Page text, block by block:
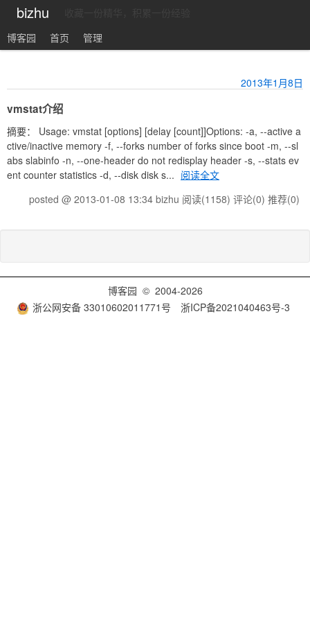
bizhu
博客园
首页 管理
2013年1月8日
vmstat介绍
摘要： Usage: vmstat [options] [delay [count]]Options: -a, --active a
ctive/inactive memory -f, --forks number of forks since boot -m, --sl
abs slabinfo -n, --one-header do not redisplay header -s, --stats ev
ent counter statistics -d, --disk disk s... 阅读全文
posted @ 2013-01-08 13:34 bizhu 阅读(1158) 评论(0) 推荐(0)
博客园 © 2004-2026
浙公网安备 33010602011771号
浙ICP备2021040463号-3